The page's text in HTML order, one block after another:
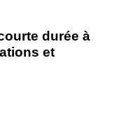
durée à
et